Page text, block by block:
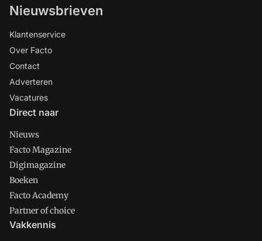
Nieuwsbrieven
Klantenservice
Over Facto
Contact
Adverteren
Vacatures
Direct naar
Nieuws
Facto Magazine
Digimagazine
Boeken
Facto Academy
Partner of choice
Vakkennis